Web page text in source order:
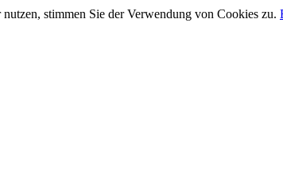
stimmen Sie der Verwendung von Cookies zu.